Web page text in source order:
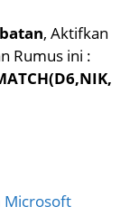
, Aktifkan
Rumus ini :
Microsoft